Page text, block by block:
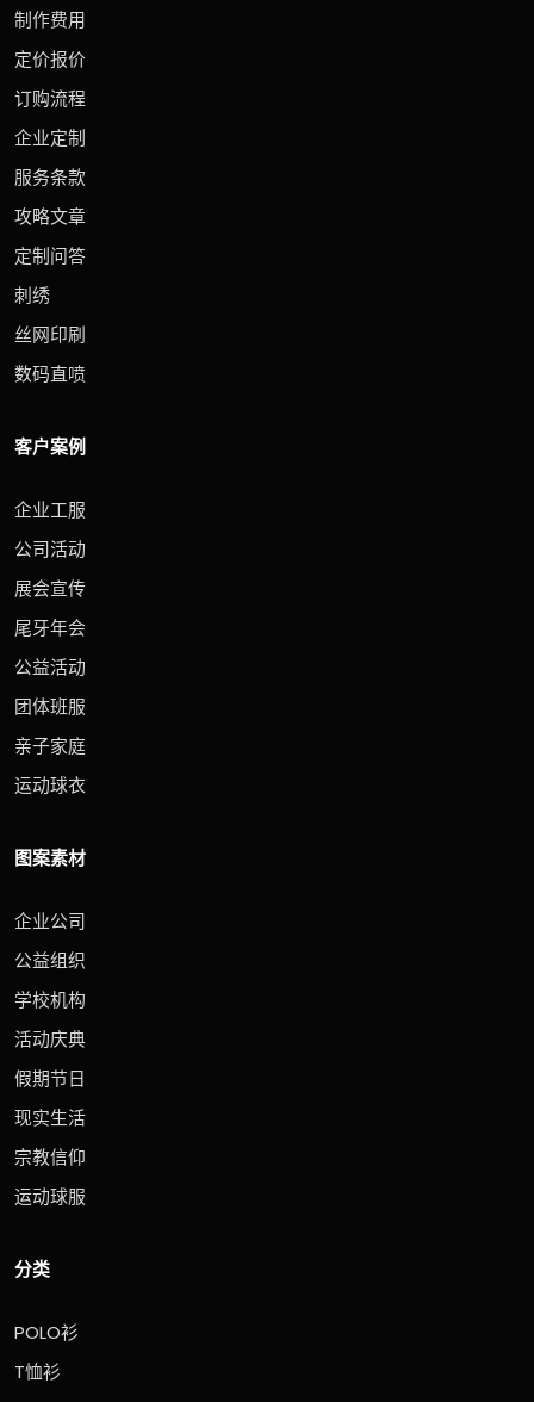
制作费用
定价报价
订购流程
企业定制
服务条款
攻略文章
定制问答
刺绣
丝网印刷
数码直喷
客户案例
企业工服
公司活动
展会宣传
尾牙年会
公益活动
团体班服
亲子家庭
运动球衣
图案素材
企业公司
公益组织
学校机构
活动庆典
假期节日
现实生活
宗教信仰
运动球服
分类
POLO衫
T恤衫